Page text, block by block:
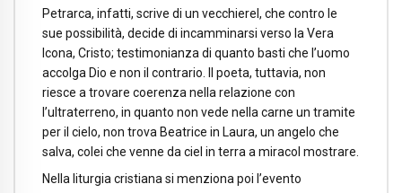
Petrarca, infatti, scrive di un vecchierel, che contro le
sue possibilità, decide di incamminarsi verso la Vera
Icona, Cristo; testimonianza di quanto basti che l’uomo
accolga Dio e non il contrario. Il poeta, tuttavia, non
riesce a trovare coerenza nella relazione con
l’ultraterreno, in quanto non vede nella carne un tramite
per il cielo, non trova Beatrice in Laura, un angelo che
salva, colei che venne da ciel in terra a miracol mostrare.
Nella liturgia cristiana si menziona poi l’evento